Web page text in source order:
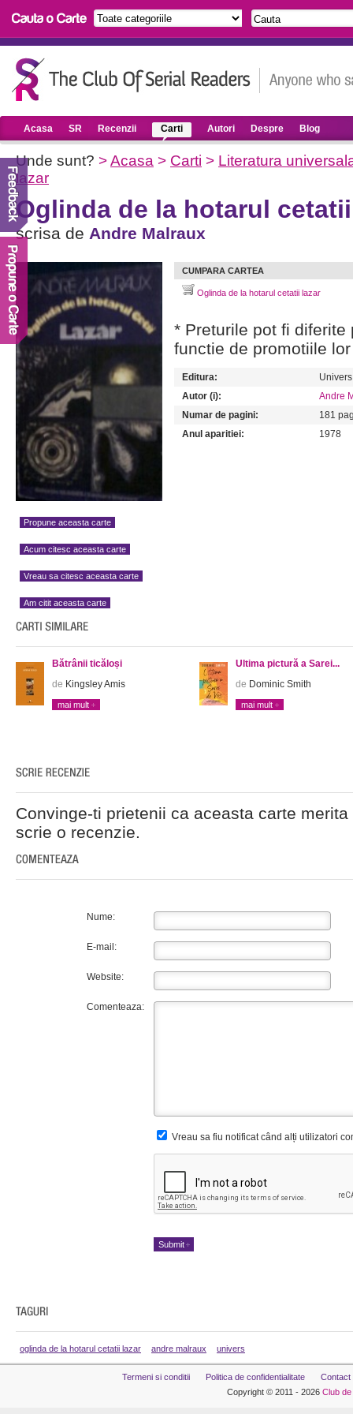
Acasa SR Recenzii Carti Autori Despre Blog
Unde sunt? >Acasa > Carti > Literatura
lazar
Oglinda de la hotarul
scrisa de Andre Malraux
Propune aceasta carte
Acum citesc aceasta carte
Vreau sa citesc aceasta carte
Am citit aceasta carte
CUMPARA CARTEA
Oglinda de la hotarul cetatii lazar
* Preturile pot fi
functie de promotiile
Editura:
Univers
Autor (i):
Andre
Numar de pagini:
181
Anul aparitiei:
1978
Bătrânii ticăloși
de Kingsley Amis
mai mult
Ultima pictură a Sarei...
de Dominic Smith
mai mult
Convinge-ti prietenii ca aceasta carte
scrie o recenzie.
Nume:
E-mail:
Website:
Comenteaza:
Vreau sa fiu notificat când alți utilizatori
oglinda de la hotarul cetatii lazar andre malraux univers
Termeni si conditii Politica de confidentialitate
Contact
Copyright © 2011 - 2026 Club